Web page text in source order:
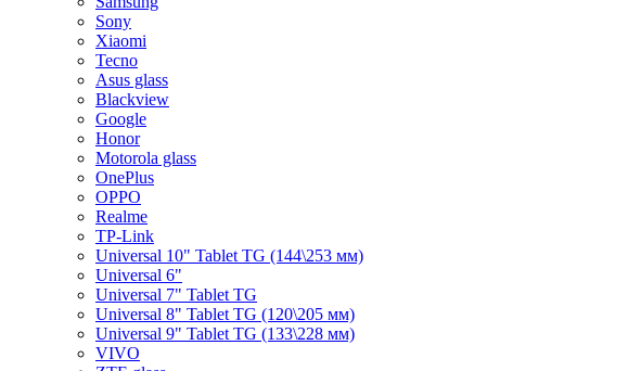
Sony
Xiaomi
Tecno
Asus glass
Blackview
Google
Honor
Motorola glass
OnePlus
OPPO
Realme
TP-Link
Universal 10" Tablet TG (144\253 мм)
Universal 6"
Universal 7" Tablet TG
Universal 8" Tablet TG (120\205 мм)
Universal 9" Tablet TG (133\228 мм)
VIVO